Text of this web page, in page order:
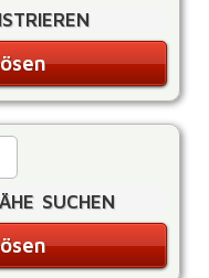
suchen